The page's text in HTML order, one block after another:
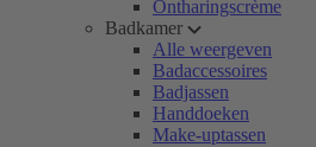
Ontharingscrème
Badkamer
Alle weergeven
Badaccessoires
Badjassen
Handdoeken
Make-uptassen